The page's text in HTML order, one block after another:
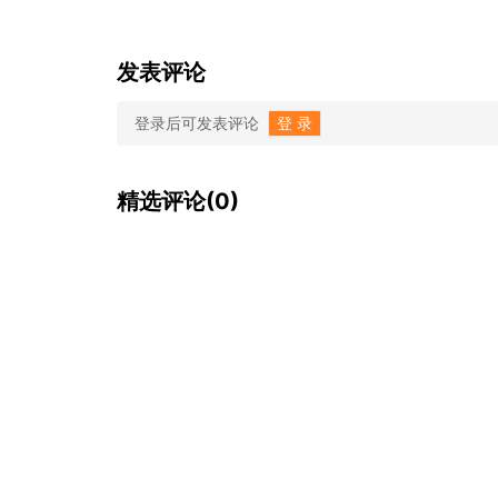
发表评论
登录后可发表评论 登 录
精选评论(0)